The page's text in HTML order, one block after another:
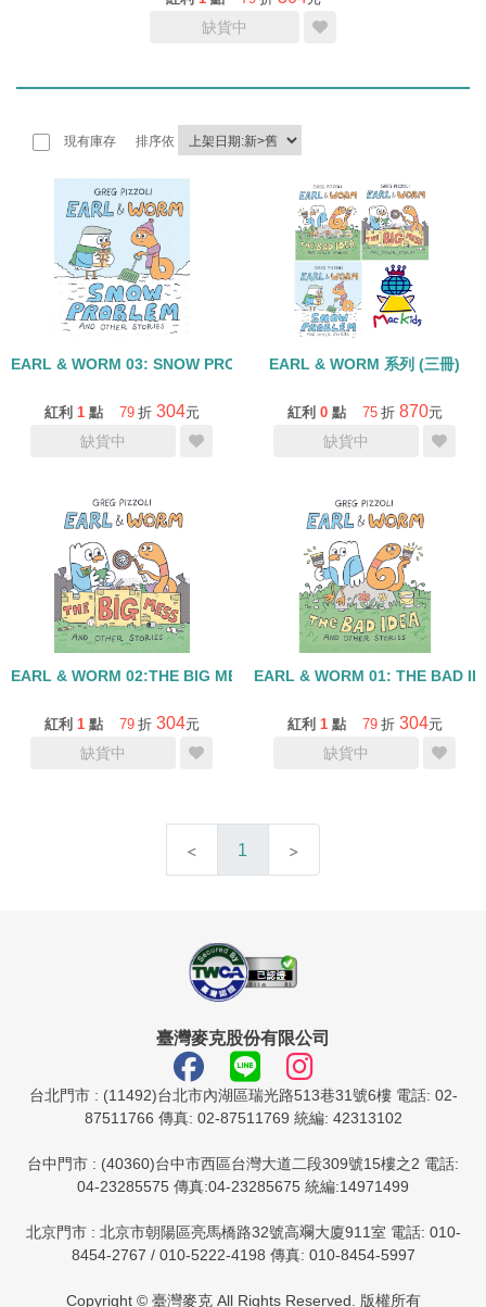
缺貨中
現有庫存 排序依
EARL & WORM 03: SNOW PROBLEM AND OTHER STORIES/精裝
紅利 1 點 79 折 304元
缺貨中
EARL & WORM 系列 (三冊)
紅利 0 點 75 折 870元
缺貨中
EARL & WORM 02:THE BIG MESS AND OTHER STIRIES/精裝讀本
紅利 1 點 79 折 304元
缺貨中
EARL & WORM 01: THE BAD
紅利 1 點 79 折 304元
缺貨中
1
臺灣麥克股份有限公司
台北門市 : (11492)台北市內湖區瑞光路513巷31號6樓 電話: 02-
87511766 傳真: 02-87511769 統編: 42313102
台中門市 : (40360)台中市西區台灣大道二段309號15樓之2 電話:
04-23285575 傳真:04-23285675 統編:14971499
北京門市 : 北京市朝陽區亮馬橋路32號高斕大廈911室 電話: 010-
8454-2767 / 010-5222-4198 傳真: 010-8454-5997
Copyright © 臺灣麥克 All Rights Reserved. 版權所有